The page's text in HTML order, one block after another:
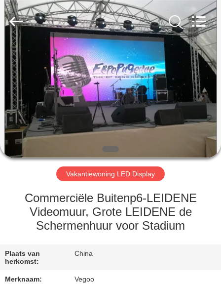
HUIS
PRODUCTEN
VIDEO'S
OVER
ONS
FABRIEKSTOCHT
KWALITEITSCONTROLE
NEEM
Weigu
Electronic
Technology
Co.,
Ltd..
Rights
Reserved.
Vakantiewoning LED Display
Commerciële Buitenp6-LEIDENE
Videomuur, Grote LEIDENE de
Schermenhuur voor Stadium
Plaats van
herkomst:
China
Merknaam: Vegoo